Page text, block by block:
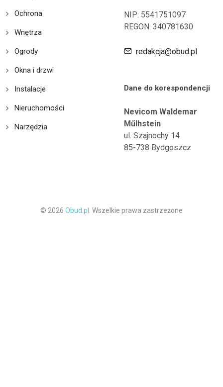
Ochrona
Wnętrza
Ogrody
Okna i drzwi
Instalacje
Nieruchomości
Narzędzia
NIP: 5541751097
REGON: 340781630
redakcja@obud.pl
Dane do korespondencji
Nevicom Waldemar
Műlhstein
ul. Szajnochy 14
85-738 Bydgoszcz
© 2026 Obud.pl. Wszelkie prawa zastrzeżone